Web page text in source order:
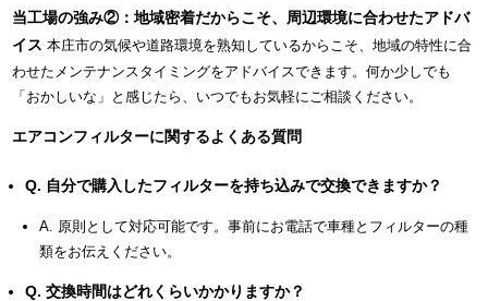
当工場の強み②：地域密着だからこそ、周辺環境に合わせたアドバ
イス 本庄市の気候や道路環境を熟知しているからこそ、地域の特性に合
わせたメンテナンスタイミングをアドバイスできます。何か少しでも
「おかしいな」と感じたら、いつでもお気軽にご相談ください。
エアコンフィルターに関するよくある質問
Q. 自分で購入したフィルターを持ち込みで交換できますか？
A. 原則として対応可能です。事前にお電話で車種とフィルターの種
類をお伝えください。
Q. 交換時間はどれくらいかかりますか？